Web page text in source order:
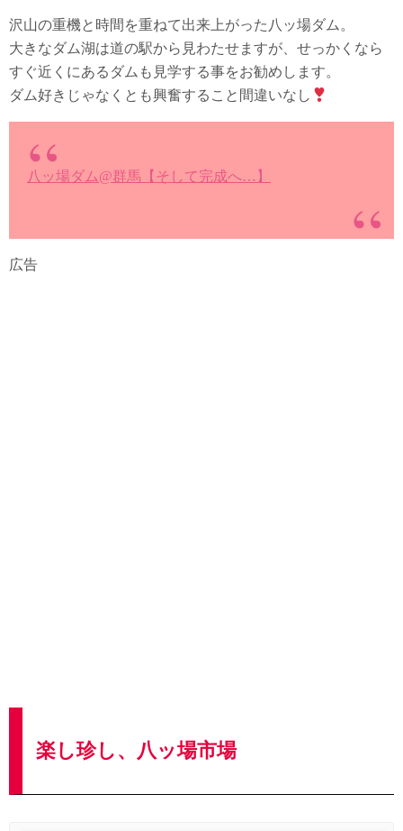
沢山の重機と時間を重ねて出来上がった八ッ場ダム。
大きなダム湖は道の駅から見わたせますが、せっかくなら
すぐ近くにあるダムも見学する事をお勧めします。
ダム好きじゃなくとも興奮すること間違いなし
八ッ場ダム@群馬【そして完成へ…】
広告
楽し珍し、八ッ場市場